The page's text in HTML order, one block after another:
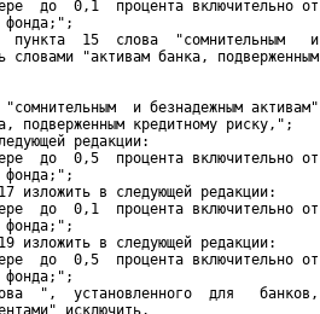
до  0,1  процента включительно от
фонда;";
пункта  15  слова  "сомнительным   и
словами "активам банка, подверженным
и безнадежным активам"
подверженным кредитному риску,";
редакции:
до  0,5  процента включительно от
фонда;";
изложить в следующей редакции:
до  0,1  процента включительно от
фонда;";
изложить в следующей редакции:
до  0,5  процента включительно от
фонда;";
",  установленного  для   банков,
исключить.